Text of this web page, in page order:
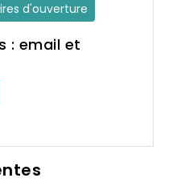
d'ouverture
: email et